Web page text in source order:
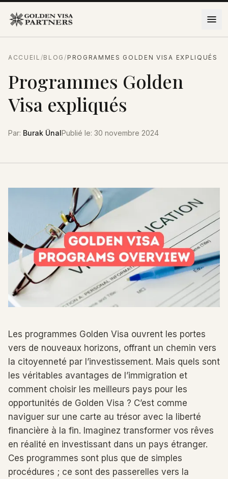
ACCUEIL /BLOG/ PROGRAMMES GOLDEN VISA EXPLIQUÉS
Programmes Golden
Visa expliqués
Par: Burak ÜnalPublié le: 30 novembre 2024
Les programmes Golden Visa ouvrent les portes
vers de nouveaux horizons, offrant un chemin vers
la citoyenneté par l’investissement. Mais quels sont
les véritables avantages de l’immigration et
comment choisir les meilleurs pays pour les
opportunités de Golden Visa ? C’est comme
naviguer sur une carte au trésor avec la liberté
financière à la fin. Imaginez transformer vos rêves
en réalité en investissant dans un pays étranger.
Ces programmes sont plus que de simples
procédures ; ce sont des passerelles vers la